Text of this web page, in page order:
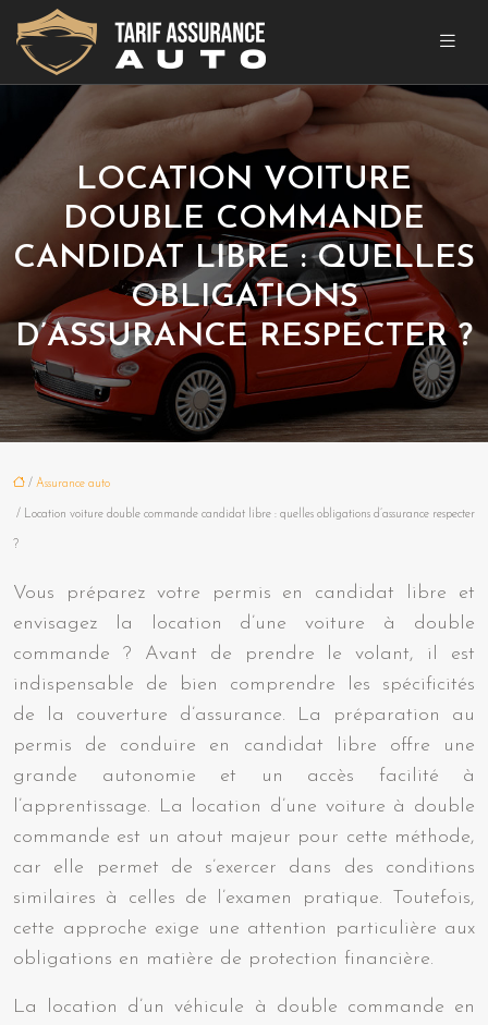
LOCATION VOITURE
DOUBLE COMMANDE
CANDIDAT LIBRE : QUELLES
OBLIGATIONS
D’ASSURANCE RESPECTER ?
/ Assurance auto
/ Location voiture double commande candidat libre : quelles obligations d’assurance respecter
?
Vous préparez votre permis en candidat libre et
envisagez la location d’une voiture à double
commande ? Avant de prendre le volant, il est
indispensable de bien comprendre les spécificités
de la couverture d’assurance. La préparation au
permis de conduire en candidat libre offre une
grande autonomie et un accès facilité à
l’apprentissage. La location d’une voiture à double
commande est un atout majeur pour cette méthode,
car elle permet de s’exercer dans des conditions
similaires à celles de l’examen pratique. Toutefois,
cette approche exige une attention particulière aux
obligations en matière de protection financière.
La location d’un véhicule à double commande en